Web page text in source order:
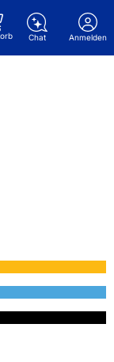
Chat Anmelden